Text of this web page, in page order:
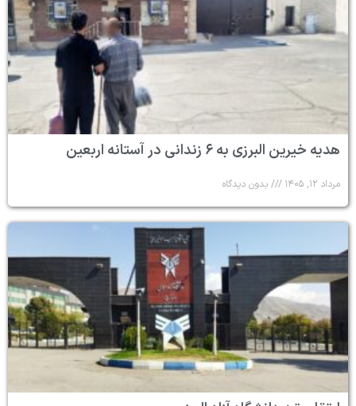
هدیه خیرین البرزی به ۶ زندانی در آستانه اربعین
مرداد ۱۲, ۱۴۰۵ بدون دیدگاه